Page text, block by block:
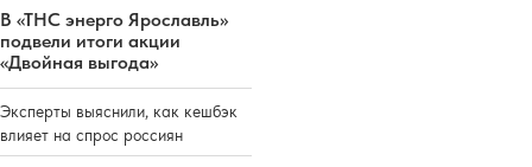
В «ТНС энерго Ярославль»
подвели итоги акции
«Двойная выгода»
Эксперты выяснили, как кешбэк
влияет на спрос россиян